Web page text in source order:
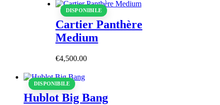
DISPONIBILE
Cartier Panthère
Medium
€4,500.00
DISPONIBILE
Hublot Big Bang